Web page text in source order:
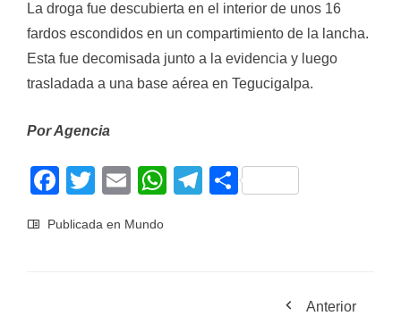
La droga fue descubierta en el interior de unos 16
fardos escondidos en un compartimiento de la lancha.
Esta fue decomisada junto a la evidencia y luego
trasladada a una base aérea en Tegucigalpa.
Por Agencia
Facebook
Twitter
EmailWhatsApp
Telegram
Compartir
Publicada en Mundo
Anterior